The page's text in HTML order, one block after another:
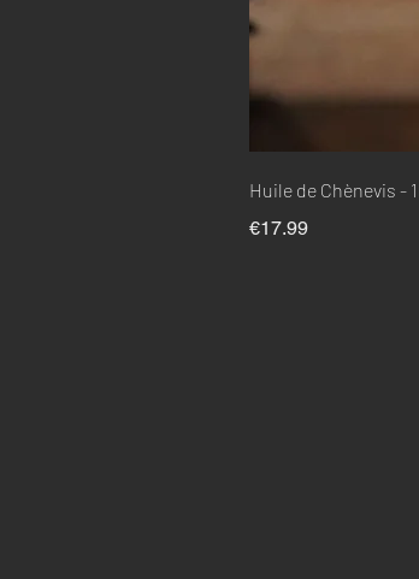
Huile de Chènevis -
Price
€17.99